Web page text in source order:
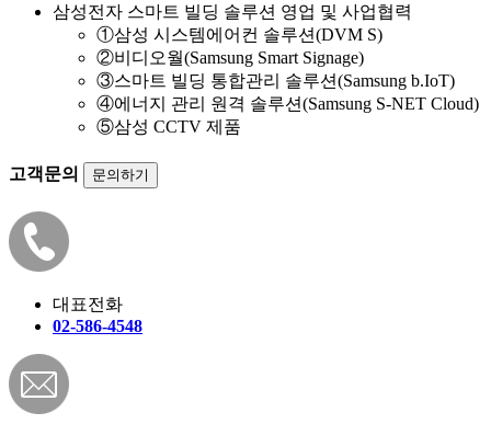
삼성전자 스마트 빌딩 솔루션 영업 및 사업협력
①삼성 시스템에어컨 솔루션(DVM S)
②비디오월(Samsung Smart Signage)
③스마트 빌딩 통합관리 솔루션(Samsung b.IoT)
④에너지 관리 원격 솔루션(Samsung S-NET Cloud)
⑤삼성 CCTV 제품
고객문의 문의하기
대표전화
02-586-4548